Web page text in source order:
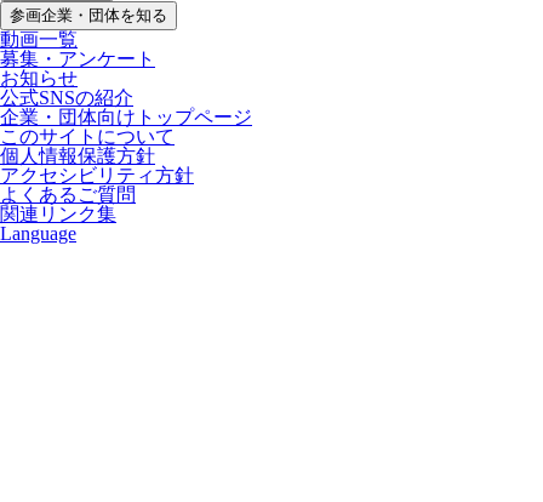
参画企業・団体を知る
動画一覧
募集・アンケート
お知らせ
公式SNSの紹介
企業・団体向けトップページ
このサイトについて
個人情報保護方針
アクセシビリティ方針
よくあるご質問
関連リンク集
Language